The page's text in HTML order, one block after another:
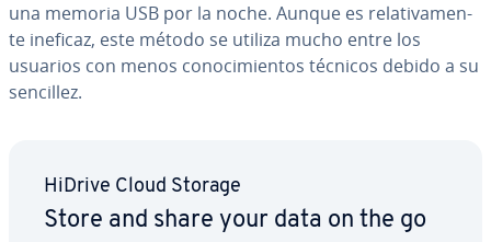
una memoria USB por la noche. Aunque es re­la­ti­va­me­n­
te ineficaz, este método se utiliza mucho entre los
usuarios con menos co­no­ci­mie­n­tos técnicos debido a su
sencillez.
HiDrive Cloud Storage
Store and share your data on the go